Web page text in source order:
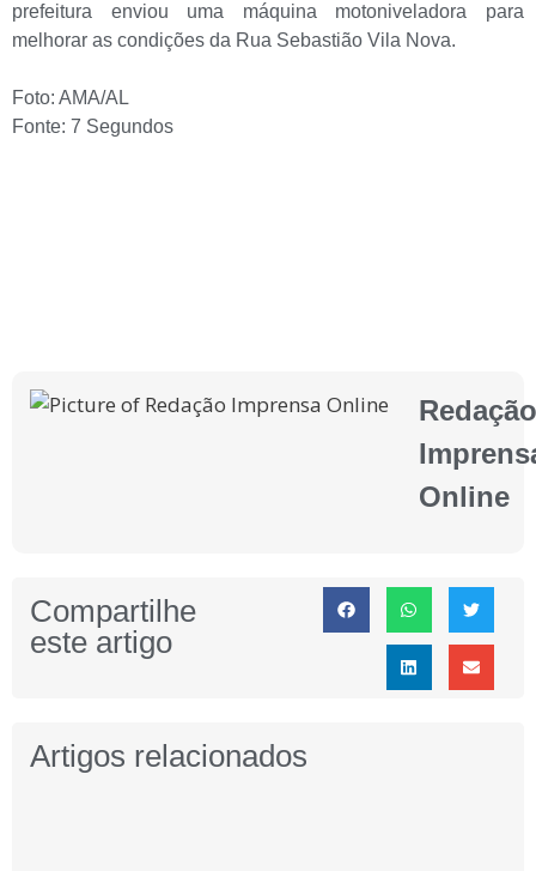
prefeitura enviou uma máquina motoniveladora para
melhorar as condições da Rua Sebastião Vila Nova.
Foto: AMA/AL
Fonte: 7 Segundos
Redação
Online
Compartilhe
este artigo
Artigos relacionados